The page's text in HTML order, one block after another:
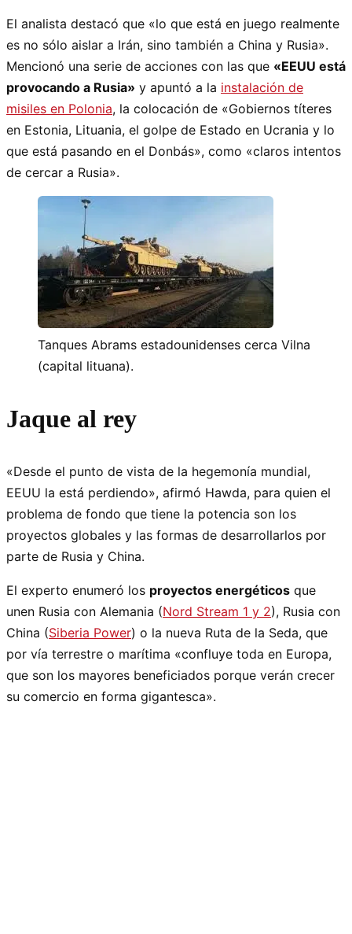
El analista destacó que «lo que está en juego realmente
es no sólo aislar a Irán, sino también a China y Rusia».
Mencionó una serie de acciones con las que «EEUU está
provocando a Rusia» y apuntó a la instalación de
misiles en Polonia, la colocación de «Gobiernos títeres
en Estonia, Lituania, el golpe de Estado en Ucrania y lo
que está pasando en el Donbás», como «claros intentos
de cercar a Rusia».
Tanques Abrams estadounidenses cerca Vilna
(capital lituana).
Jaque al rey
«Desde el punto de vista de la hegemonía mundial,
EEUU la está perdiendo», afirmó Hawda, para quien el
problema de fondo que tiene la potencia son los
proyectos globales y las formas de desarrollarlos por
parte de Rusia y China.
El experto enumeró los proyectos energéticos que
unen Rusia con Alemania (Nord Stream 1 y 2), Rusia con
China (Siberia Power) o la nueva Ruta de la Seda, que
por vía terrestre o marítima «confluye toda en Europa,
que son los mayores beneficiados porque verán crecer
su comercio en forma gigantesca».